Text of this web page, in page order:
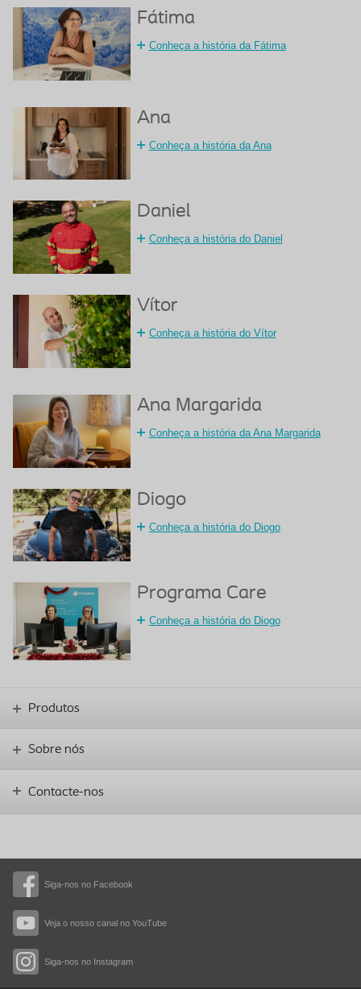
Fátima
Conheça a história da Fátima
Ana
Conheça a história da Ana
Daniel
Conheça a história do Daniel
Vítor
Conheça a história do Vítor
Ana Margarida
Conheça a história da Ana Margarida
Diogo
Conheça a história do Diogo
Programa Care
Conheça a história do Diogo
Siga-nos no Facebook
Veja o nosso canal no YouTube
Siga-nos no Instagram
Produtos
Sobre nós
Contacte-nos